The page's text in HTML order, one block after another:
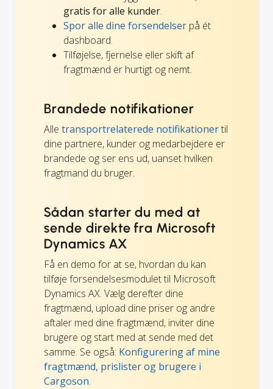
gratis for alle kunder.
Spor alle dine forsendelser på ét
dashboard.
Tilføjelse, fjernelse eller skift af
fragtmænd er hurtigt og nemt.
Brandede notifikationer
Alle transportrelaterede notifikationertil
dine partnere, kunder og medarbejdere er
brandede og ser ens ud, uanset hvilken
fragtmand du bruger.
Sådan starter du med at
sende direkte fra Microsoft
Dynamics AX
Få en demo for at se, hvordan du kan
tilføje forsendelsesmodulet til Microsoft
Dynamics AX. Vælg derefter dine
fragtmænd, upload dine priser og andre
aftaler med dine fragtmænd, inviter dine
brugere og start med at sende med det
samme. Se også: Konfigurering af mine
fragtmænd, prislister og brugere i
Cargoson.